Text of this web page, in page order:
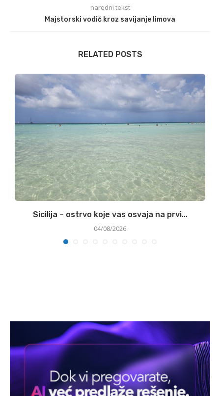
naredni tekst
Majstorski vodič kroz savijanje limova
RELATED POSTS
Sicilija – ostrvo koje vas osvaja na prvi...
04/08/2026